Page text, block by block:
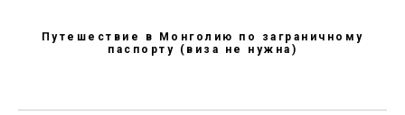
Путешествие в Монголию по заграничному
паспорту (виза не нужна)